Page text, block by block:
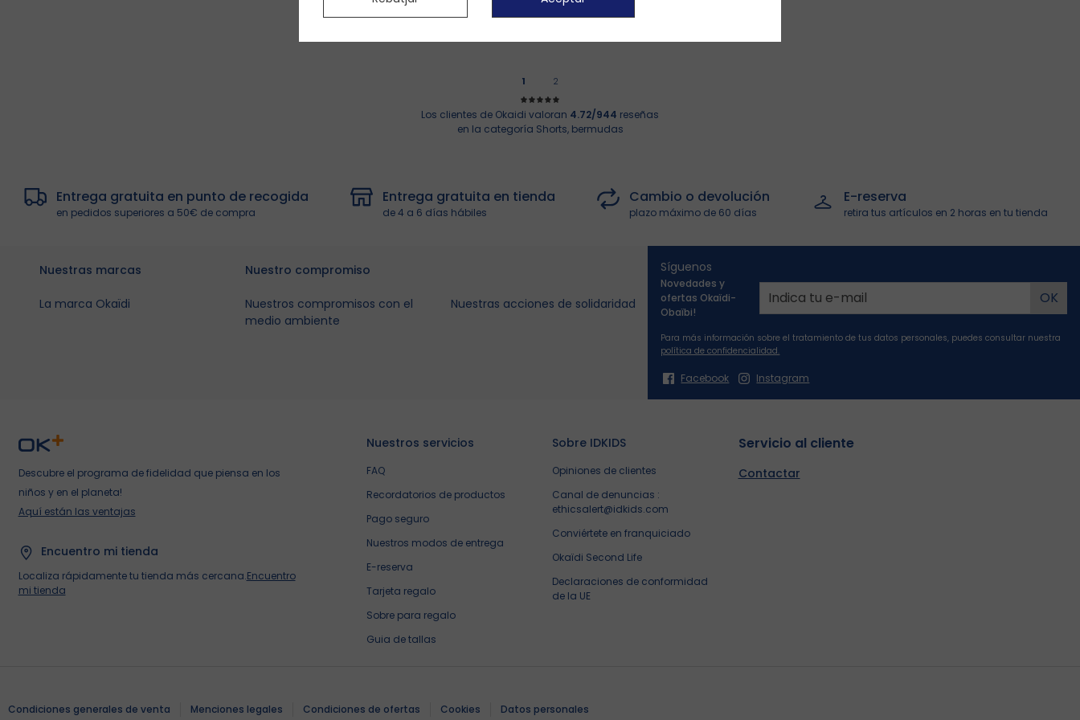
1 2
Los clientes de Okaidi valoran 4.72/944 reseñas
en la categoría Shorts, bermudas
Entrega gratuita en punto de recogida
en pedidos superiores a 50€ de compra
Entrega gratuita en tienda
de 4 a 6 días hábiles
Cambio o devolución
plazo máximo de 60 días
E-reserva
retira tus artículos en 2 horas en tu tienda
Nuestras marcas
La marca Okaïdi
Nuestro compromiso
Nuestros compromisos con el
medio ambiente
Nuestras acciones de solidaridad
Síguenos
Novedades y
ofertas Okaïdi-
Obaïbi!
Para más información sobre el tratamiento de tus datos personales, puedes consultar nuestra
política de confidencialidad.
Facebook Instagram
Descubre el programa de fidelidad que piensa en los
niños y en el planeta!
Aquí están las ventajas
Encuentro mi tienda
Localiza rápidamente tu tienda más cercana.Encuentro
mi tienda
Nuestros servicios
FAQ
Recordatorios de productos
Pago seguro
Nuestros modos de entrega
E-reserva
Tarjeta regalo
Sobre para regalo
Guia de tallas
Sobre IDKIDS
Opiniones de clientes
Canal de denuncias :
ethicsalert@idkids.com
Conviértete en franquiciado
Okaïdi Second Life
Declaraciones de conformidad
de la UE
Servicio al cliente
Contactar
Condiciones generales de venta Menciones legales Condiciones de ofertas Cookies Datos personales